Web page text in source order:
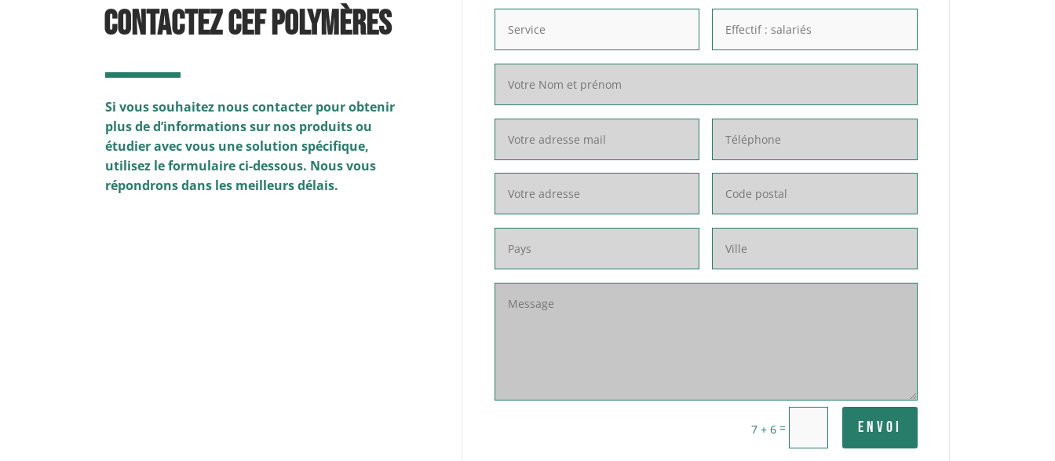
CONTACTEZ CEF Polymères
Si vous souhaitez nous contacter pour obtenir
plus de d’informations sur nos produits ou
étudier avec vous une solution spécifique,
utilisez le formulaire ci-dessous. Nous vous
répondrons dans les meilleurs délais.
7 + 6= Envoi